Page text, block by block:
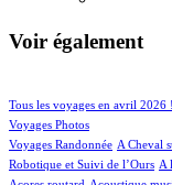
Voir également
Tous les voyages en avril 2026 !
202/951
Voyages Photos
158/951
Voyages Randonnée
4/951 A Cheval
5/951
Robotique et Suivi de l’Ours
4/951 A
2/951
3/951
1/951